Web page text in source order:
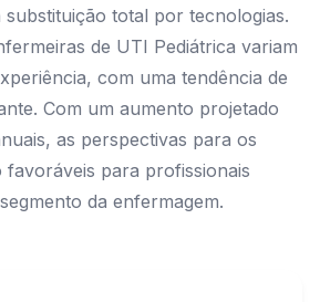
total por tecnologias.
de UTI Pediátrica variam
com uma tendência de
Com um aumento projetado
as perspectivas para os
favoráveis para profissionais
da enfermagem.